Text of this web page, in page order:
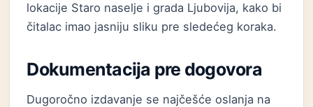
lokacije Staro naselje i grada Ljubovija, kako bi
čitalac imao jasniju sliku pre sledećeg koraka.
Dokumentacija pre dogovora
Dugoročno izdavanje se najčešće oslanja na